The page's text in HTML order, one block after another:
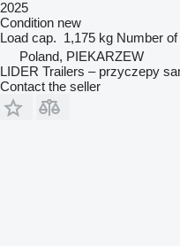
2025
Condition new
Load cap. 1,175 kg Number
Poland, PIEKARZEW
LIDER Trailers – przyczepy
Contact the seller